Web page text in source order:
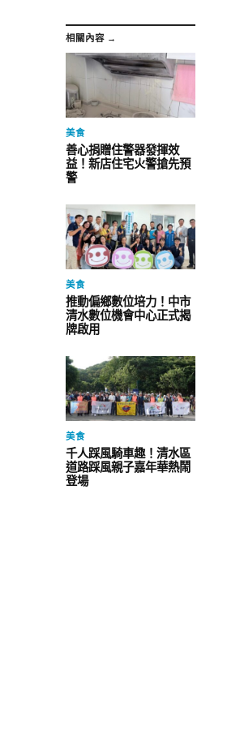
相關內容 →
美食
善心捐贈住警器發揮效
益！新店住宅火警搶先預
警
美食
推動偏鄉數位培力！中市
清水數位機會中心正式揭
牌啟用
美食
千人踩風騎車趣！清水區
道路踩風親子嘉年華熱鬧
登場